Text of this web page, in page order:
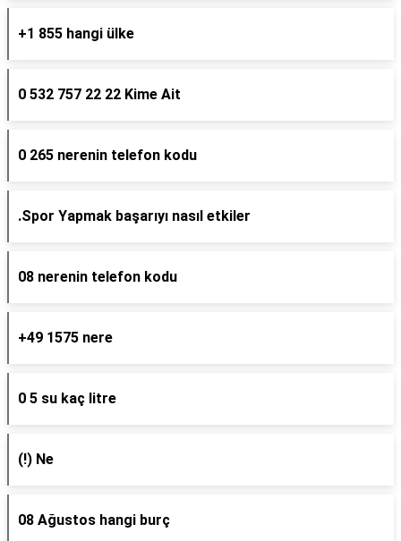
+1 855 hangi ülke
0 532 757 22 22 Kime Ait
0 265 nerenin telefon kodu
.Spor Yapmak başarıyı nasıl etkiler
08 nerenin telefon kodu
+49 1575 nere
0 5 su kaç litre
(!) Ne
08 Ağustos hangi burç